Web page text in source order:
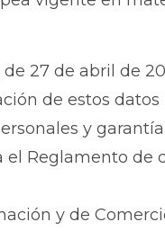
27 de abril de
de estos datos
y
Reglamento de
y de